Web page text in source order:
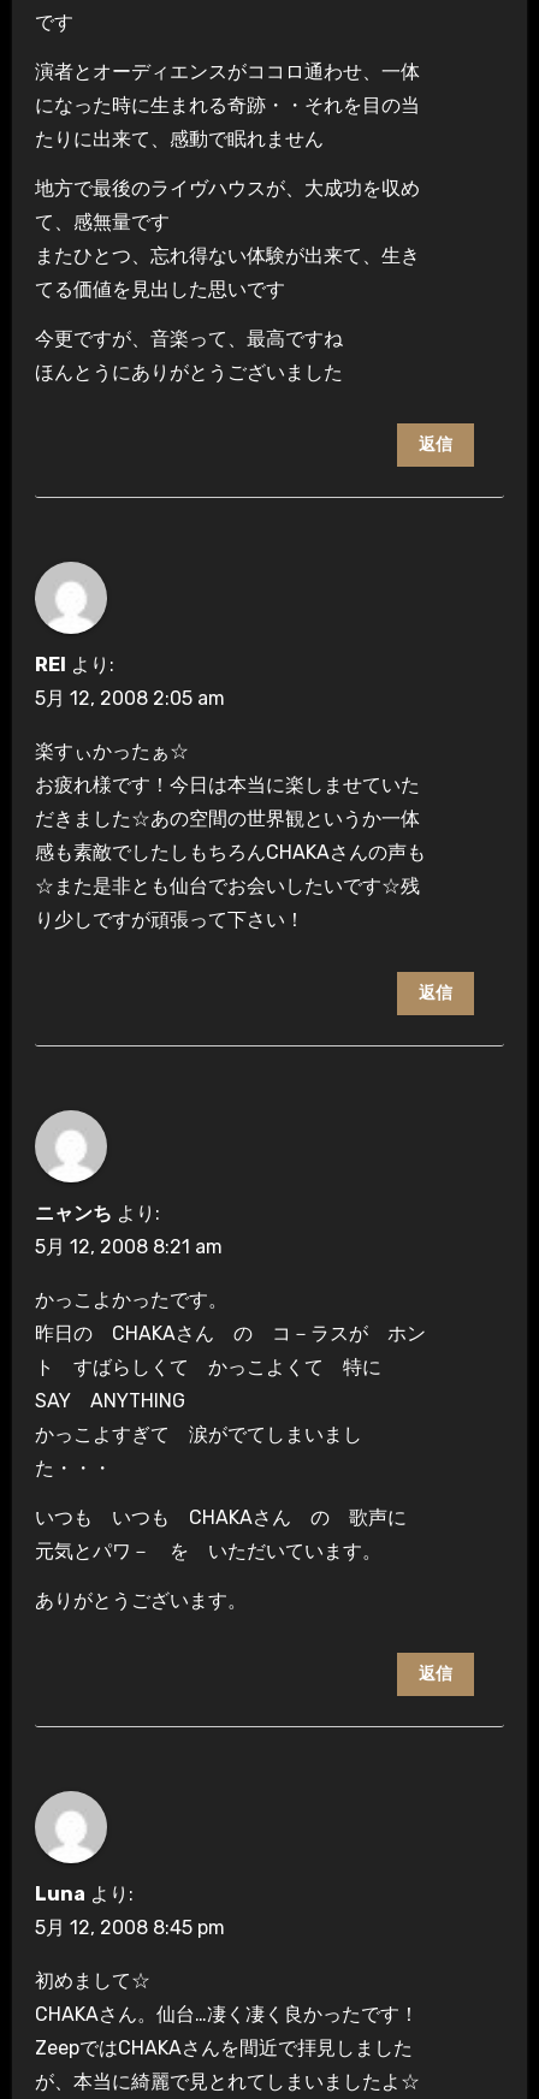
です
演者とオーディエンスがココロ通わせ、一体
になった時に生まれる奇跡・・それを目の当
たりに出来て、感動で眠れません
地方で最後のライヴハウスが、大成功を収め
て、感無量です
またひとつ、忘れ得ない体験が出来て、生き
てる価値を見出した思いです
今更ですが、音楽って、最高ですね
ほんとうにありがとうございました
返信
REI より:
5月 12, 2008 2:05 am
楽すぃかったぁ☆
お疲れ様です！今日は本当に楽しませていた
だきました☆あの空間の世界観というか一体
感も素敵でしたしもちろんCHAKAさんの声も
☆また是非とも仙台でお会いしたいです☆残
り少しですが頑張って下さい！
返信
ニャンち より:
5月 12, 2008 8:21 am
かっこよかったです。
昨日の CHAKAさん の コ－ラスが ホン
ト すばらしくて かっこよくて 特に
SAY ANYTHING
かっこよすぎて 涙がでてしまいまし
た・・・
いつも いつも CHAKAさん の 歌声に
元気とパワ－ を いただいています。
ありがとうございます。
返信
Luna より:
5月 12, 2008 8:45 pm
初めまして☆
CHAKAさん。仙台…凄く凄く良かったです！
ZeepではCHAKAさんを間近で拝見しました
が、本当に綺麗で見とれてしまいましたよ☆